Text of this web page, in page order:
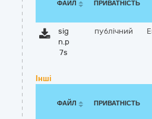
ФАЙЛ ПРИВАТНІСТЬ
sig
n.p
7s
публічний
Інші
ФАЙЛ ПРИВАТНІСТЬ